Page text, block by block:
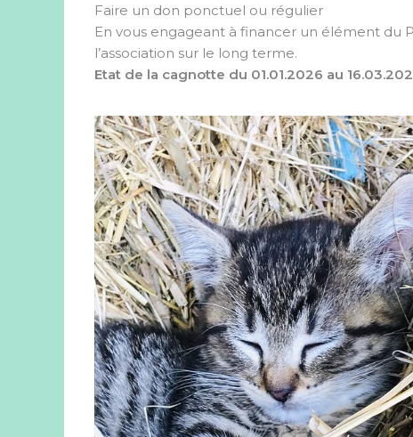
Faire un don ponctuel ou régulier
En vous engageant à financer un élément du
l’association sur le long terme.
Etat de la cagnotte du 01.01.2026 au